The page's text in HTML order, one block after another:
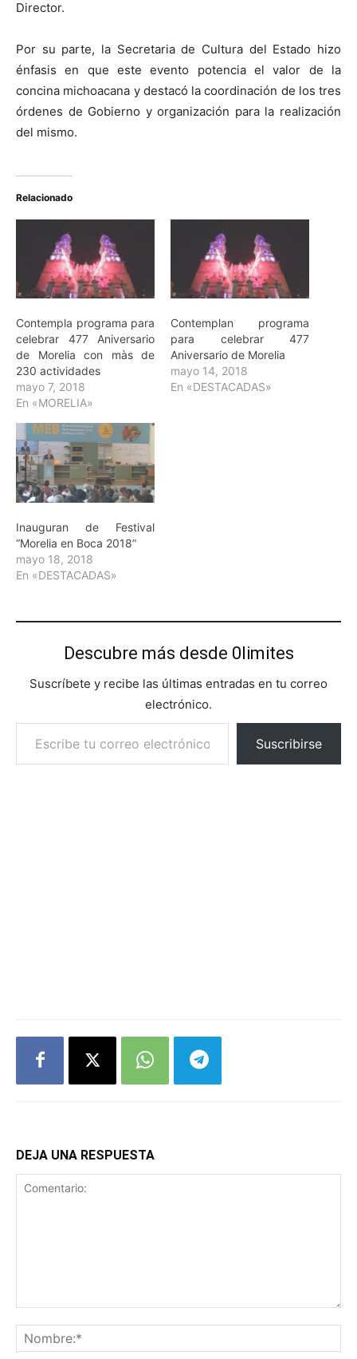
Director.
Por su parte, la Secretaria de Cultura del Estado hizo
énfasis en que este evento potencia el valor de la
concina michoacana y destacó la coordinación de los tres
órdenes de Gobierno y organización para la realización
del mismo.
Relacionado
Contempla programa para
celebrar 477 Aniversario
de Morelia con màs de
230 actividades
mayo 7, 2018
En «MORELIA»
Contemplan programa
para celebrar 477
Aniversario de Morelia
mayo 14, 2018
En «DESTACADAS»
Inauguran de Festival
“Morelia en Boca 2018”
mayo 18, 2018
En «DESTACADAS»
Descubre más desde 0limites
Suscríbete y recibe las últimas entradas en tu correo
electrónico.
Escribe tu correo electrónico…
Suscribirse
DEJA UNA RESPUESTA